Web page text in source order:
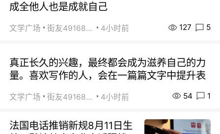
成全他人也是成就自己
文学广场 街友49168527 4小时前 127 5
真正长久的兴趣，最终都会成为滋养自己的力
量。喜欢写作的人，会在一篇篇文字中提升表
文学广场 街友49168527 4小时前 54 1
法国电话推销新规8月11日生